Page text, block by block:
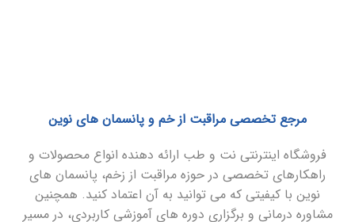
مرجع تخصصی مراقبت از خم و پانسمان های نوین
فروشگاه اینترنتی نت و طب ارائه دهنده انواع محصولات و
راهکارهای تخصصی در حوزه مراقبت از زخم، پانسمان های
نوین با کیفیتی که می توانید به آن اعتماد کنید. همچنین
مشاوره درمانی و برگزاری دوره های آموزشی کاربردی، در مسیر